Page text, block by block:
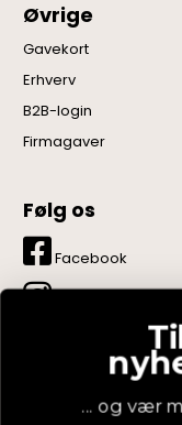
Øvrige
Gavekort
Erhverv
B2B-login
Firmagaver
Følg os
Facebook
... og vær